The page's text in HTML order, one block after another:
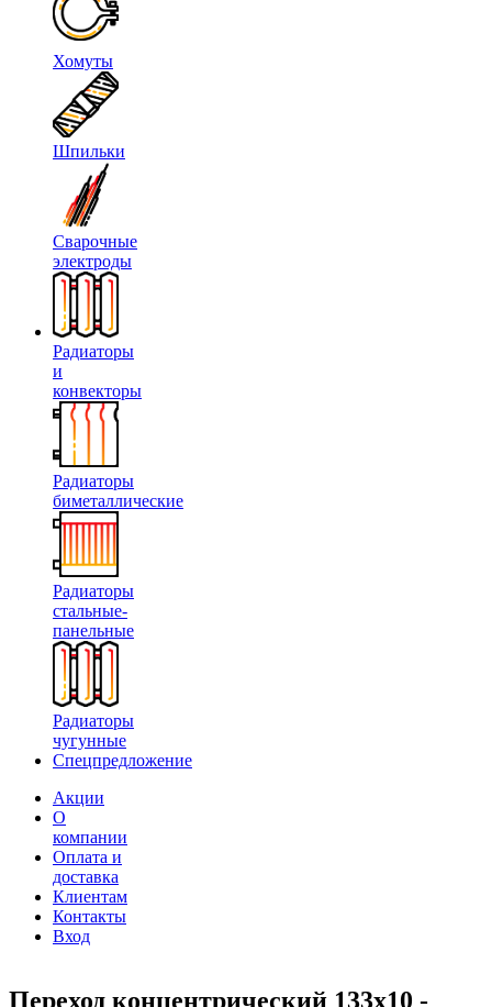
Хомуты
Шпильки
Сварочные
электроды
Радиаторы
и
конвекторы
Радиаторы
биметаллические
Радиаторы
стальные-
панельные
Радиаторы
чугунные
Спецпредложение
Акции
О
компании
Оплата и
доставка
Клиентам
Контакты
Вход
Переход концентрический 133х10 -